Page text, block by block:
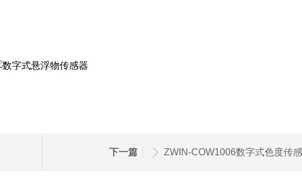
下一篇 ZWIN-COW1006数字式色度传